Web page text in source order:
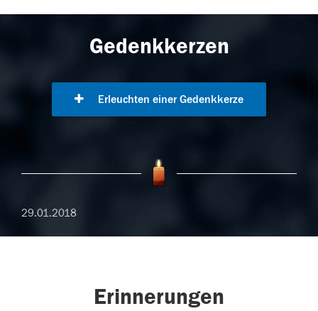
Gedenkkerzen
Erleuchten einer Gedenkkerze
29.01.2018
Erinnerungen